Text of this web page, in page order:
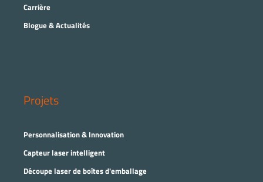
Carrière
Blogue & Actualités
Projets
Personnalisation & Innovation
Capteur laser intelligent
Découpe laser de boîtes d'emballage